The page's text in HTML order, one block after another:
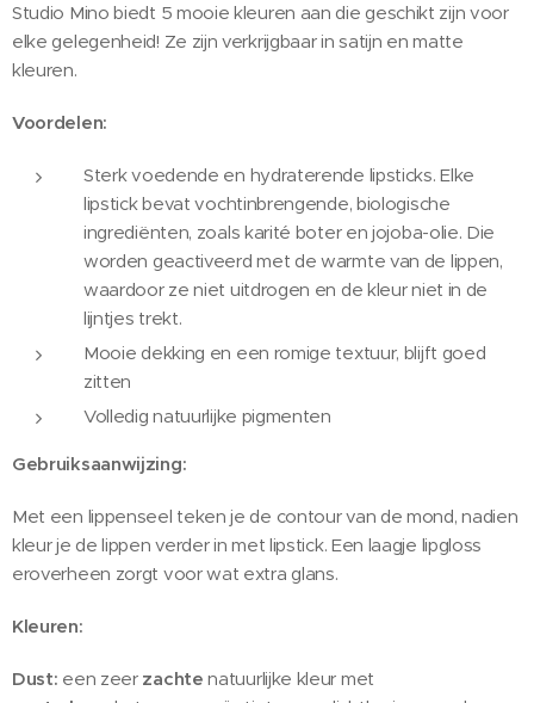
Studio Mino biedt 5 mooie kleuren aan die geschikt zijn voor
elke gelegenheid! Ze zijn verkrijgbaar in satijn en matte
kleuren.
Voordelen:
Sterk voedende en hydraterende lipsticks. Elke
lipstick bevat vochtinbrengende, biologische
ingrediënten, zoals karité boter en jojoba-olie. Die
worden geactiveerd met de warmte van de lippen,
waardoor ze niet uitdrogen en de kleur niet in de
lijntjes trekt.
Mooie dekking en een romige textuur, blijft goed
zitten
Volledig natuurlijke pigmenten
Gebruiksaanwijzing:
Met een lippenseel teken je de contour van de mond, nadien
kleur je de lippen verder in met lipstick. Een laagje lipgloss
eroverheen zorgt voor wat extra glans.
Kleuren:
Dust: een zeer zachte natuurlijke kleur met